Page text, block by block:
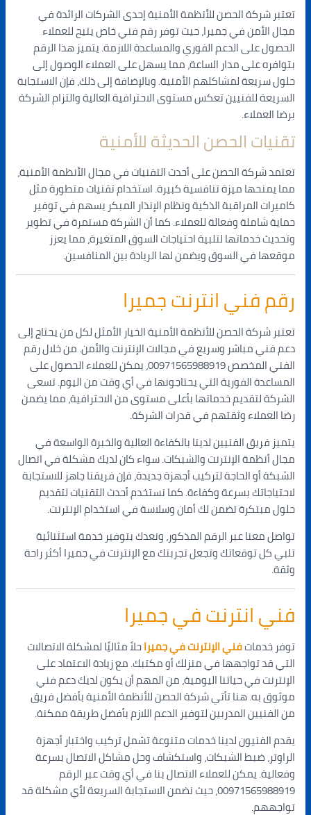
تعتبر شركة الحصن للأنظمة الأمنية إحدى الشركات الرائدة في
مجال الأمن في جميرا، حيث توفر رقم فني خاص يتيح للعملاء
الحصول على الدعم الفوري والمساعدة اللازمة. يتميز هذا الرقم
بتوافره على مدار الساعة، مما يسهل على العملاء الوصول إلى
حلول سريعة لمشاكلهم الأمنية. وبالإضافة إلى ذلك، فإن الاستجابة
السريعة للفنيين تعكس مستوى الاحترافية العالية والتزام الشركة
برضا العملاء.
تقنيات الحصن الحديثة للأمنية
تعتمد شركة الحصن على أحدث التقنيات في مجال الأنظمة الأمنية،
مما يمنحها ميزة تنافسية كبيرة. استخدام تقنيات متطورة مثل
كاميرات المراقبة الذكية ونظام الإنذار المبكر يسهم في توفير
حماية شاملة وفعالة للعملاء. كما أن الشركة مستمرة في تطوير
وتحديث خدماتها لتلبية احتياجات السوق المتغيرة، مما يعزز
موقعها في السوق ويضمن لها الريادة بين المنافسين.
رقم فني انترنت جميرا
تعتبر شركة الحصن للأنظمة الأمنية الخيار الأمثل لكل من يحتاج إلى
دعم فني مباشر وسريع في مجالات الإنترنت والأمن. من خلال رقم
الفني المخصص 00971565988919، يمكن للعملاء الحصول على
المساعدة الفورية التي يحتاجونها في أي وقت من اليوم. تسعى
الشركة لتقديم خدماتها بأعلى مستوى من الاحترافية، مما يضمن
رضا العملاء وثقتهم في قدرات الشركة.
يتميز فريق الفنيين لدينا بالكفاءة العالية والخبرة الواسعة في
مجال أنظمة الإنترنت والشبكات. سواء كان لديك مشكلة في اتصال
الشبكة أو الحاجة لتركيب أجهزة جديدة، فإن فريقنا جاهز للاستجابة
لاحتياجاتك بسرعة وكفاءة. كما نستخدم أحدث التقنيات لتقديم
حلول مبتكرة تضمن لك أمان وسلاسة في استخدام الإنترنت.
تواصل معنا عبر الرقم المذكور، ونعدك بتوفير خدمة استثنائية
تلبي كل توقعاتك وتجعل تجربتك مع الإنترنت في جميرا أكثر راحة
وثقة.
فني انترنت في جميرا
توفر خدماتفني الإنترنت في جميراحلاً مثاليًا لمشكلة الاتصالات
التي قد تواجهها في منزلك أو مكتبك. مع زيادة الاعتماد على
الإنترنت في حياتنا اليومية، من المهم أن يكون لديك دعم فني
موثوق به. هنا تأتي شركة الحصن للأنظمة الأمنية بأفضل فريق
من الفنيين المدربين لتوفير الدعم اللازم بأفضل طريقة ممكنة.
يقدم الفنيون لدينا خدمات متنوعة تشمل تركيب واختبار أجهزة
الراوتر، ضبط الشبكات، واستكشاف وحل مشاكل الاتصال بسرعة
وفعالية. يمكن للعملاء الاتصال بنا في أي وقت عبر الرقم
00971565988919، حيث نضمن الاستجابة السريعة لأي مشكلة قد
تواجههم.